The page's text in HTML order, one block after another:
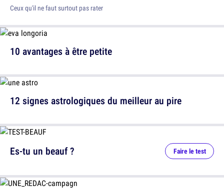
Ceux qu'il ne faut surtout pas rater
10 avantages à être petite
12 signes astrologiques du meilleur au pire
Es-tu un beauf ? Faire le test